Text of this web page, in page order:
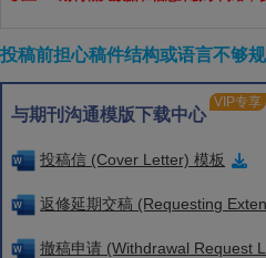
投稿前担心稿件结构或语言不够
与期刊沟通模版下载中心
VIP专享
投稿信 (Cover Letter) 模板
返修延期交稿 (Requesting
撤稿申请 (Withdrawal Request